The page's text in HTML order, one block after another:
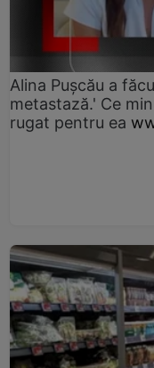
Alina Pușcău a
metastază.' Ce
rugat pentru ea